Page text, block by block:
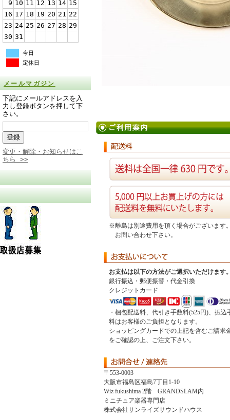
9 10 11 12 13 14 15
16 17 18 19 20 21 22
23 24 25 26 27 28 29
30 31
今日
定休日
メールマガジン
下記にメールアドレスを入
力し登録ボタンを押して下
さい。
変更・解除・お知らせはこ
ちら >>
※離島は別途費用を頂く場合がございます
お問い合わせ下さい。
お支払は以下の方法がご選択いただけます
銀行振込・郵便振替・代金引換
クレジットカード
・梱包配送料、代引き手数料(525円)、振込
料はお客様のご負担となります。
ショッピングカードでの上記を含むご請求
をご確認の上、ご注文下さい。
〒553-0003
大阪市福島区福島7丁目1-10
Wiz fukushima 2階 GRANDSLAM内
ミニチュア楽器専門店
株式会社サンライズサウンドハウス